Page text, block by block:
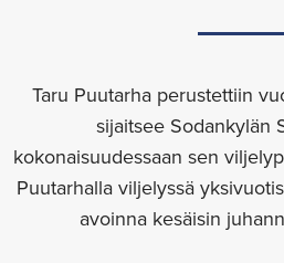
Taru Puutarha perustettiin
sijaitsee Sodankylän
kokonaisuudessaan sen
Puutarhalla viljelyssä
avoinna kesäisin